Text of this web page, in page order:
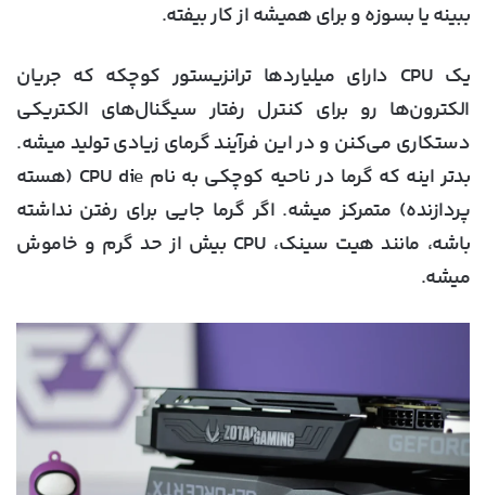
ببینه یا بسوزه و برای همیشه از کار بیفته.
یک CPU دارای میلیاردها ترانزیستور کوچکه که جریان
الکترون‌ها رو برای کنترل رفتار سیگنال‌های الکتریکی
دستکاری می‌کنن و در این فرآیند گرمای زیادی تولید میشه.
بدتر اینه که گرما در ناحیه کوچکی به نام CPU die (هسته
پردازنده) متمرکز میشه. اگر گرما جایی برای رفتن نداشته
باشه، مانند هیت سینک، CPU بیش از حد گرم و خاموش
میشه.